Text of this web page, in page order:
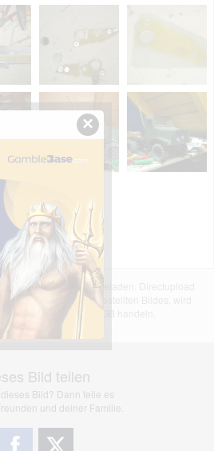
einem Nutzer hochgeladen. Directupload
für den Inhalt des dargestellten Bildes, wird
nach §2(3) unserer AGB handeln.
Bild teilen
Bild? Dann teile es
und deiner Familie.
×